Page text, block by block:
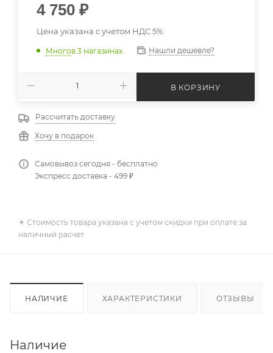
4 750 ₽
Цена указана с учетом НДС 5%
Многов 3 магазинах Нашли дешевле?
В КОРЗИНУ
Рассчитать доставку
Хочу в подарок
Самовывоз сегодня - бесплатно
Экспресс доставка - 499 ₽
✴️ Стоимость товара указана с учетом скидки при оплате за
наличный расчет.
НАЛИЧИЕ ХАРАКТЕРИСТИКИ ОТЗЫВЫ
Наличие